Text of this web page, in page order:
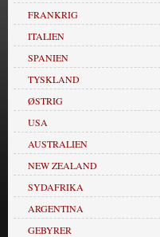
FRANKRIG
ITALIEN
SPANIEN
TYSKLAND
ØSTRIG
USA
AUSTRALIEN
NEW ZEALAND
SYDAFRIKA
ARGENTINA
GEBYRER